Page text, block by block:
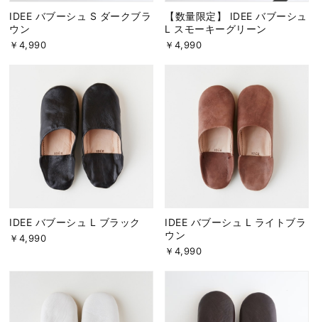
IDEE バブーシュ S ダークブラ
ウン
￥4,990
【数量限定】 IDEE バブーシュ
L スモーキーグリーン
￥4,990
IDEE バブーシュ L ブラック
￥4,990
IDEE バブーシュ L ライトブラ
ウン
￥4,990